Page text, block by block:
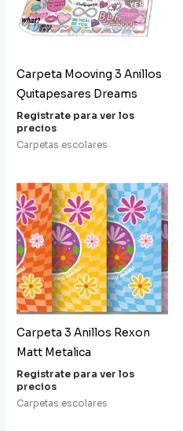
Carpeta Mooving 3 Anillos
Quitapesares Dreams
Registrate para ver los
precios
Carpetas escolares
Carpeta 3 Anillos Rexon
Matt Metalica
Registrate para ver los
precios
Carpetas escolares